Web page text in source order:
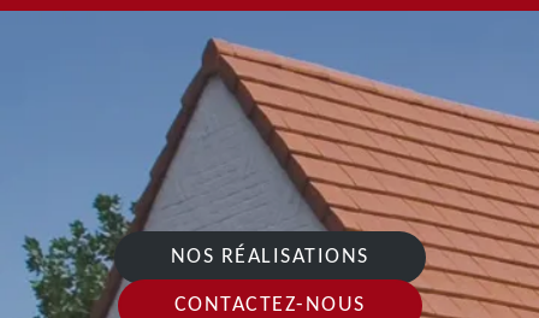
NOS RÉALISATIONS
CONTACTEZ-NOUS